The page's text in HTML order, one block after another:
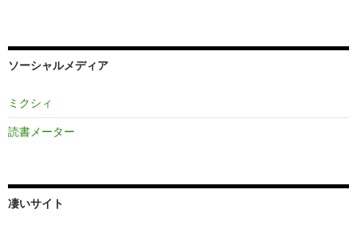
ソーシャルメディア
ミクシィ
読書メーター
凄いサイト